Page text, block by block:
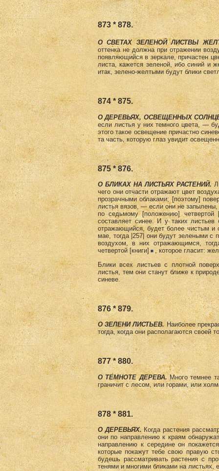
873 * 878.
О СВЕТАХ ЗЕЛЕНОЙ ЛИСТВЫ
оттенка не должна при отражении
появляющийся в зеркале, причастен
листа, кажется зеленой, ибо синий и
итак, зелено-желтыми будут блики
874 * 875.
О ДЕРЕВЬЯХ, ОСВЕЩЕННЫХ
если листья у них темного цвета, —
этого такое освещение причастно
та часть, которую глаз увидит
875 * 876.
О БЛИКАХ НА ЛИСТЬЯХ РАСТЕНИЙ.
чего они отчасти отражают цвет
прозрачными облаками; [поэтому]
листья вязов, — если они не запылены,
по седьмому [положению] четвертой
составляет синее. И у таких
отражающийся, будет более чистым и
мае, тогда |257| они будут зелеными с
воздухом, в них отражающимся,
четвертой [книги]
, которое гласит:
Блики всех листьев с плотной
листья, тем они станут ближе к
синеве.
876 * 879.
О ЗЕЛЕНИ ЛИСТЬЕВ.Наиболее
тогда, когда они располагаются своей
877 * 880.
О ТЕМНОТЕ ДЕРЕВА.Много темнее
граничит с лесом, или горами, или
878 * 881.
О ДЕРЕВЬЯХ. Когда растения
они по направлению к краям
направлению к середине он
которые покажут тебе свою правую
будешь рассматривать растения с
тенями и многими бликами на листьях,